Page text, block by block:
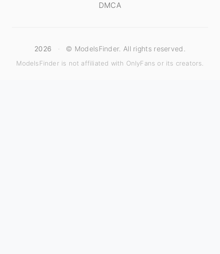
DMCA
2026 · © ModelsFinder. All rights reserved.
ModelsFinder is not affiliated with OnlyFans or its creators.